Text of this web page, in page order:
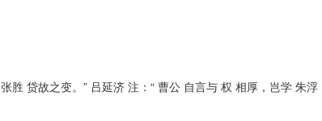
胜 贷故之变。” 吕延济 注：“ 曹公 自言与 权 相厚，岂学 朱浮